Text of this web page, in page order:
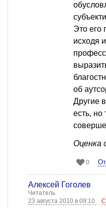
Это его
исходя
об
Другие
есть, но
Оценка
0
Алексей Гоголев
Читатель
23 августа 2010 в 09:10